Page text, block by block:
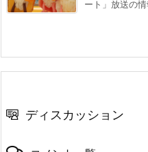
ート」放送の
ディスカッション